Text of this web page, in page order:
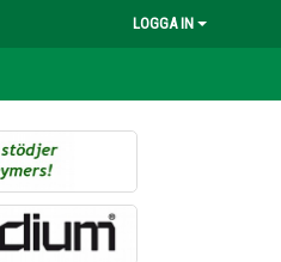
LOGGA IN